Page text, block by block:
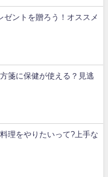
ゼントを贈ろう！オススメ
箋に保健が使える？見逃
理をやりたいって?上手な